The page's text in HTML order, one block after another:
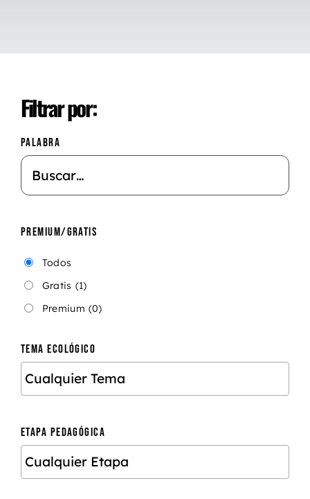
Filtrar por:
PALABRA
PREMIUM/GRATIS
Todos
Gratis (1)
Premium (0)
TEMA ECOLÓGICO
ETAPA PEDAGÓGICA